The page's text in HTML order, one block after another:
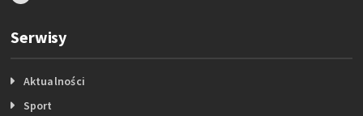
Serwisy
Aktualności
Sport